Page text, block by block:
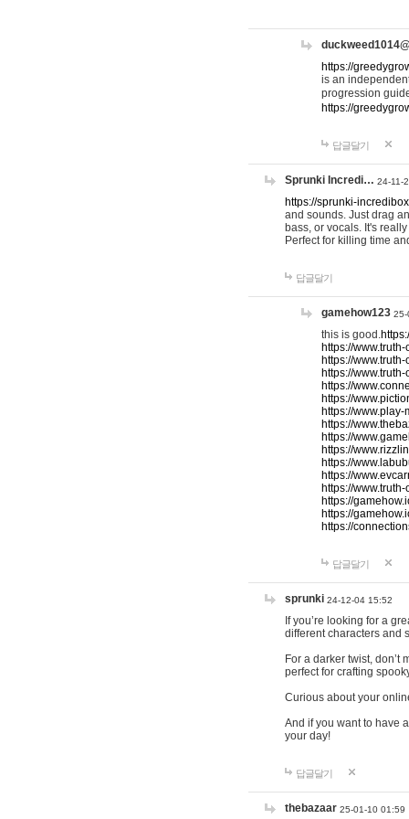
https://
is an
progression
https://
답글달기
Sprunki Incredi… 24-11-
https://sprunki-
and sounds. Just drag
bass, or vocals. It's
Perfect for killing time
답글달기
gamehow123 25-
this is good.
https://
https://
https://
https://
https://
https://
https://
https://
https://
https://
https://
https://
https://
https://
https://
답글달기
sprunki 24-12-04 15:52
If you’re looking for a
different characters and
For a darker twist, don’t
perfect for crafting
Curious about your
And if you want to have
your day!
답글달기
thebazaar 25-01-10 01:59